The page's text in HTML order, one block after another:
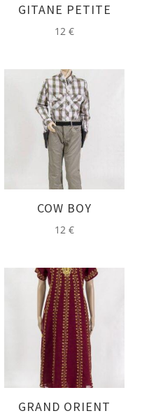
GITANE PETITE
12€
COW BOY
12€
GRAND ORIENT